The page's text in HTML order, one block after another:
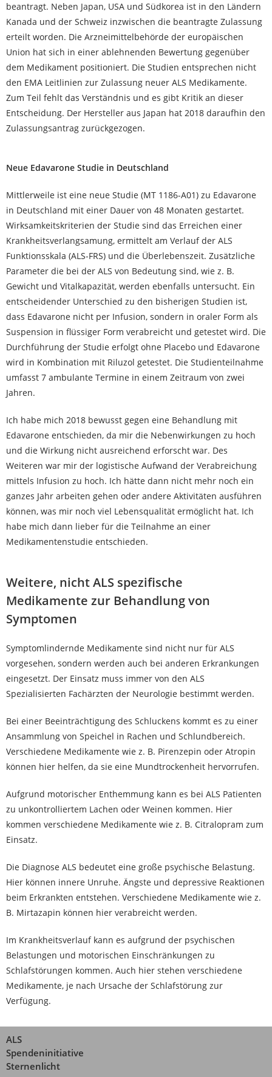
beantragt. Neben Japan, USA und Südkorea ist in den Ländern
Kanada und der Schweiz inzwischen die beantragte Zulassung
erteilt worden. Die Arzneimittelbehörde der europäischen
Union hat sich in einer ablehnenden Bewertung gegenüber
dem Medikament positioniert. Die Studien entsprechen nicht
den EMA Leitlinien zur Zulassung neuer ALS Medikamente.
Zum Teil fehlt das Verständnis und es gibt Kritik an dieser
Entscheidung. Der Hersteller aus Japan hat 2018 daraufhin den
Zulassungsantrag zurückgezogen.
Neue Edavarone Studie in Deutschland
Mittlerweile ist eine neue Studie (MT 1186-A01) zu Edavarone
in Deutschland mit einer Dauer von 48 Monaten gestartet.
Wirksamkeitskriterien der Studie sind das Erreichen einer
Krankheitsverlangsamung, ermittelt am Verlauf der ALS
Funktionsskala (ALS-FRS) und die Überlebenszeit. Zusätzliche
Parameter die bei der ALS von Bedeutung sind, wie z. B.
Gewicht und Vitalkapazität, werden ebenfalls untersucht. Ein
entscheidender Unterschied zu den bisherigen Studien ist,
dass Edavarone nicht per Infusion, sondern in oraler Form als
Suspension in flüssiger Form verabreicht und getestet wird. Die
Durchführung der Studie erfolgt ohne Placebo und Edavarone
wird in Kombination mit Riluzol getestet. Die Studienteilnahme
umfasst 7 ambulante Termine in einem Zeitraum von zwei
Jahren.
Ich habe mich 2018 bewusst gegen eine Behandlung mit
Edavarone entschieden, da mir die Nebenwirkungen zu hoch
und die Wirkung nicht ausreichend erforscht war. Des
Weiteren war mir der logistische Aufwand der Verabreichung
mittels Infusion zu hoch. Ich hätte dann nicht mehr noch ein
ganzes Jahr arbeiten gehen oder andere Aktivitäten ausführen
können, was mir noch viel Lebensqualität ermöglicht hat. Ich
habe mich dann lieber für die Teilnahme an einer
Medikamentenstudie entschieden.
Weitere, nicht ALS spezifische
Medikamente zur Behandlung von
Symptomen
Symptomlindernde Medikamente sind nicht nur für ALS
vorgesehen, sondern werden auch bei anderen Erkrankungen
eingesetzt. Der Einsatz muss immer von den ALS
Spezialisierten Fachärzten der Neurologie bestimmt werden.
Bei einer Beeinträchtigung des Schluckens kommt es zu einer
Ansammlung von Speichel in Rachen und Schlundbereich.
Verschiedene Medikamente wie z. B. Pirenzepin oder Atropin
können hier helfen, da sie eine Mundtrockenheit hervorrufen.
Aufgrund motorischer Enthemmung kann es bei ALS Patienten
zu unkontrolliertem Lachen oder Weinen kommen. Hier
kommen verschiedene Medikamente wie z. B. Citralopram zum
Einsatz.
Die Diagnose ALS bedeutet eine große psychische Belastung.
Hier können innere Unruhe. Ängste und depressive Reaktionen
beim Erkrankten entstehen. Verschiedene Medikamente wie z.
B. Mirtazapin können hier verabreicht werden.
Im Krankheitsverlauf kann es aufgrund der psychischen
Belastungen und motorischen Einschränkungen zu
Schlafstörungen kommen. Auch hier stehen verschiedene
Medikamente, je nach Ursache der Schlafstörung zur
Verfügung.
ALS
Spendeninitiative
Sternenlicht